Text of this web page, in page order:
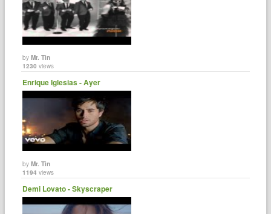
byMr. Tin
1230 views
Enrique Iglesias - Ayer
byMr. Tin
1194 views
Demi Lovato - Skyscraper